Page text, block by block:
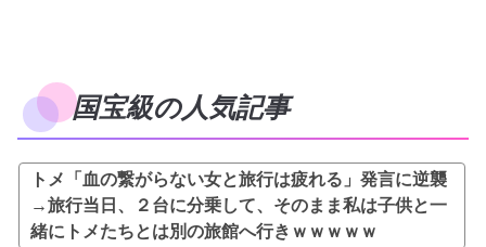
国宝級の人気記事
トメ「血の繋がらない女と旅行は疲れる」発言に逆襲
→旅行当日、２台に分乗して、そのまま私は子供と一
緒にトメたちとは別の旅館へ行きｗｗｗｗｗ